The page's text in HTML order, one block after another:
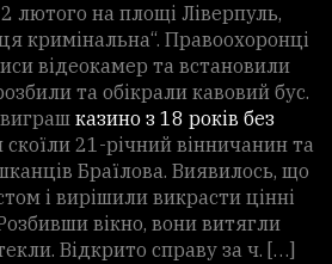
лютого на площі Ліверпуль,
кримінальна“. Правоохоронці
відеокамер та встановили
та обікрали кавовий бус.
казино з 18 років без
скоїли 21-річний вінничанин та
Браїлова. Виявилось, що
і вирішили викрасти цінні
вікно, вони витягли
Відкрито справу за ч. […]